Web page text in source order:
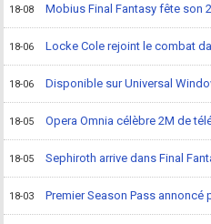
18-08 Mobius Final Fantasy fête son
18-06 Locke Cole rejoint le combat
18-06 Disponible sur Universal
18-05 Opera Omnia célèbre 2M de
18-05 Sephiroth arrive dans Final
18-03 Premier Season Pass annoncé